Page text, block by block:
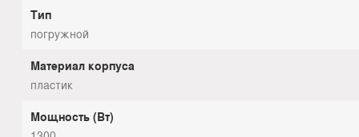
Тип
погружной
Материал корпуса
пластик
Мощность (Вт)